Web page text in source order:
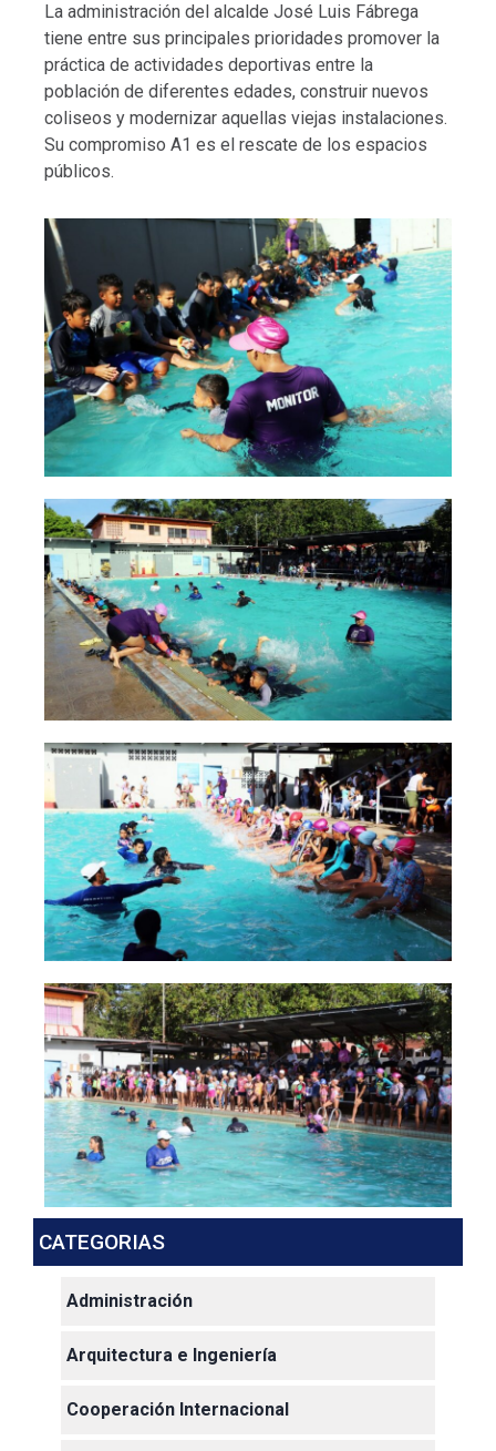
La administración del alcalde José Luis Fábrega
tiene entre sus principales prioridades promover la
práctica de actividades deportivas entre la
población de diferentes edades, construir nuevos
coliseos y modernizar aquellas viejas instalaciones.
Su compromiso A1 es el rescate de los espacios
públicos.
CATEGORIAS
Administración
Arquitectura e Ingeniería
Cooperación Internacional